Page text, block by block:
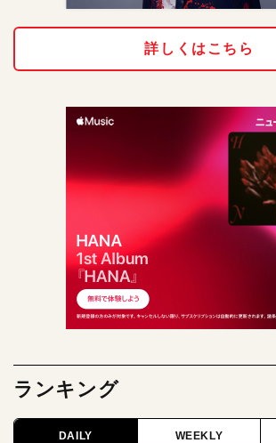
詳しくはこちら
ランキング
DAILY WEEKLY